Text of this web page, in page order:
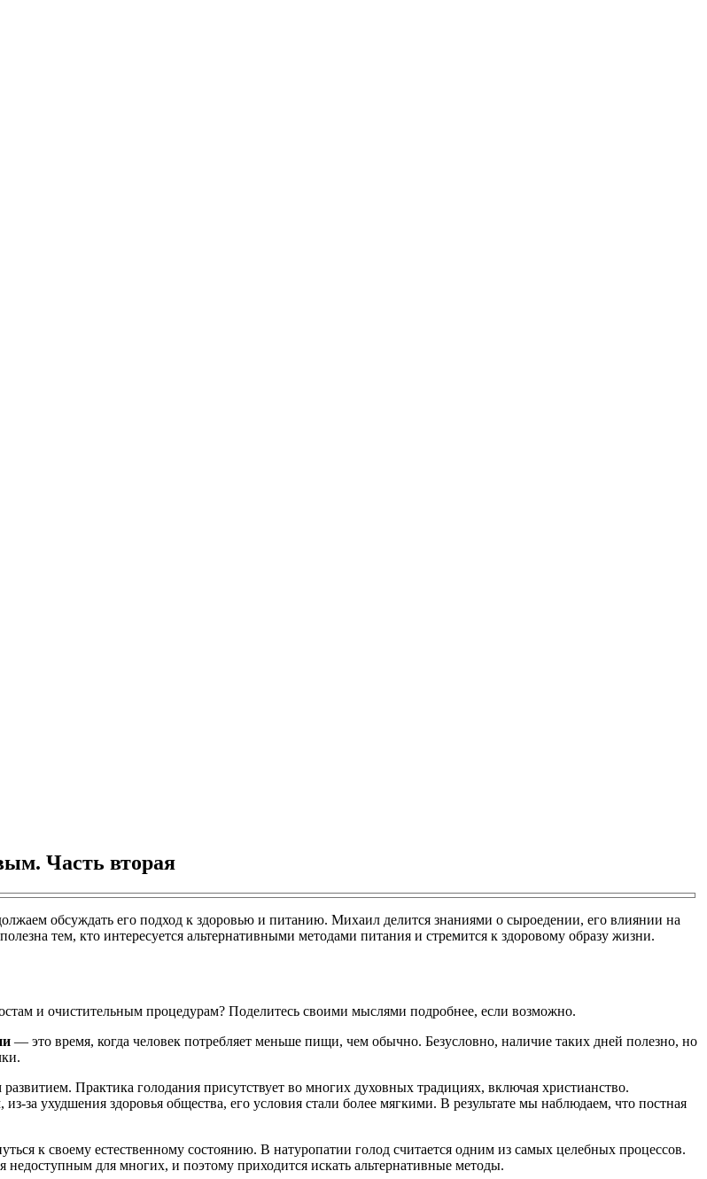
Часть вторая
обсуждать его подход к здоровью и питанию. Михаил делится знаниями о сыроедении, его влиянии на
тем, кто интересуется альтернативными методами питания и стремится к здоровому образу жизни.
и очистительным процедурам? Поделитесь своими мыслями подробнее, если возможно.
— это время, когда человек потребляет меньше пищи, чем обычно. Безусловно, наличие таких дней полезно, но
Практика голодания присутствует во многих духовных традициях, включая христианство.
за ухудшения здоровья общества, его условия стали более мягкими. В результате мы наблюдаем, что постная
к своему естественному состоянию. В натуропатии голод считается одним из самых целебных процессов.
недоступным для многих, и поэтому приходится искать альтернативные методы.